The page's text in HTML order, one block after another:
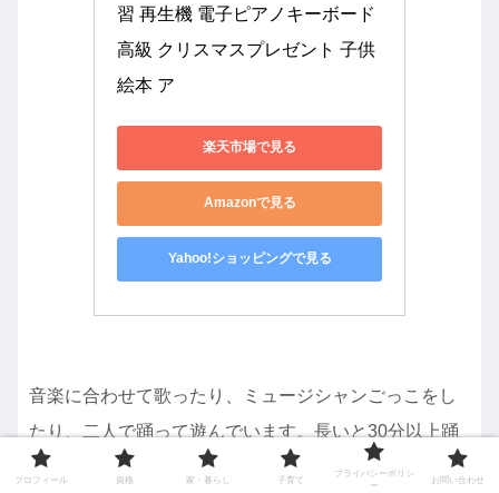
習 再生機 電子ピアノキーボード
高級 クリスマスプレゼント 子供
絵本 ア
楽天市場で見る
Amazonで見る
Yahoo!ショッピングで見る
音楽に合わせて歌ったり、ミュージシャンごっこをし
たり、二人で踊って遊んでいます。長いと30分以上踊
ってくれるので、体力消費になりおすすめです。弾く
プロフィール 資格 家・暮らし 子育て
プライバシーポリシ
ー
お問い合わせ